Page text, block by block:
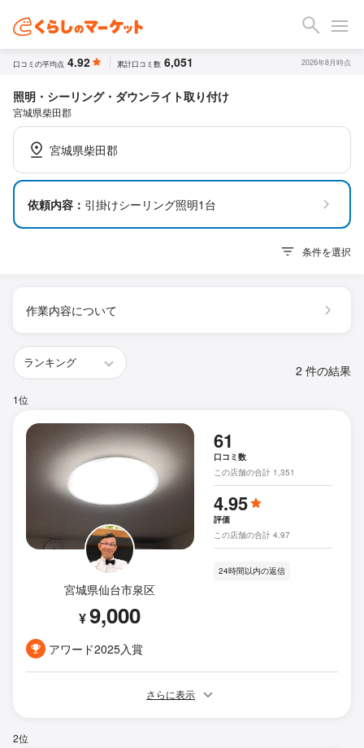
口コミの平均点 4.92 累計口コミ数 6,051 2026年8月時点
照明・シーリング・ダウンライト取り付け
宮城県柴田郡
宮城県柴田郡
依頼内容： 引掛けシーリング照明1台
条件を選択
作業内容について
2 件の結果
1位
宮城県仙台市泉区
¥9,000
アワード2025入賞
61
口コミ数
この店舗の合計 1,351
4.95
評価
この店舗の合計 4.97
24時間以内の返信
さらに表示
2位